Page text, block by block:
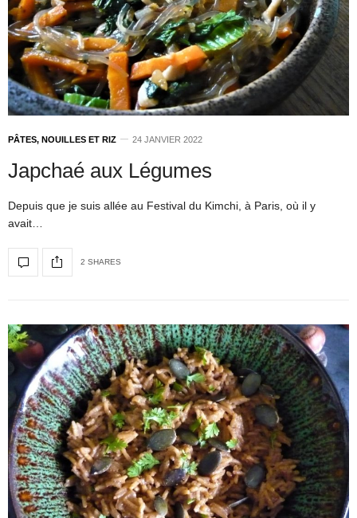
PÂTES, NOUILLES ET RIZ 24 JANVIER 2022
Japchaé aux Légumes
Depuis que je suis allée au Festival du Kimchi, à Paris, où il y
avait…
2 SHARES